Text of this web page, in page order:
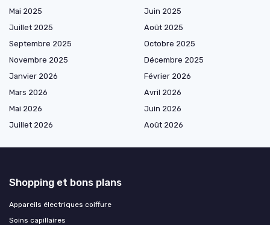
Mai 2025
Juin 2025
Juillet 2025
Août 2025
Septembre 2025
Octobre 2025
Novembre 2025
Décembre 2025
Janvier 2026
Février 2026
Mars 2026
Avril 2026
Mai 2026
Juin 2026
Juillet 2026
Août 2026
Shopping et bons plans
Appareils électriques coiffure
Soins capillaires